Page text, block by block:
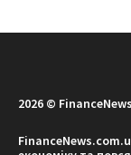
2026 ©